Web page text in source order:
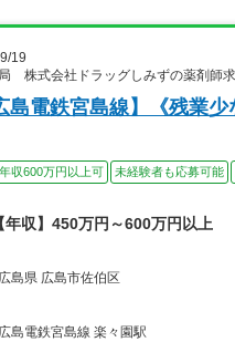
19
株式会社ドラッグしみずの薬剤師
島電鉄宮島線】《残業
年収600万円以上可 未経験者も応募可能
【年収】450万円～600万円以上
広島県 広島市佐伯区
広島電鉄宮島線 楽々園駅